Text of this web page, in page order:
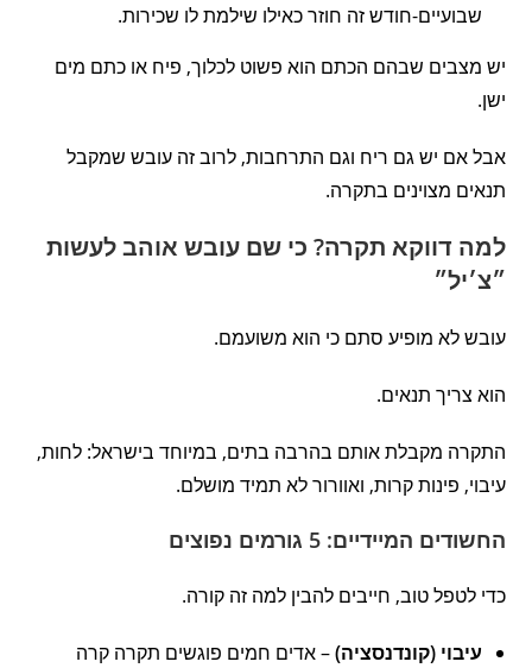
שבועיים-חודש זה חוזר כאילו שילמת לו שכירות.
יש מצבים שבהם הכתם הוא פשוט לכלוך, פיח או כתם מים
ישן.
אבל אם יש גם ריח וגם התרחבות, לרוב זה עובש שמקבל
תנאים מצוינים בתקרה.
למה דווקא תקרה? כי שם עובש אוהב לעשות
״צ׳יל״
עובש לא מופיע סתם כי הוא משועמם.
הוא צריך תנאים.
התקרה מקבלת אותם בהרבה בתים, במיוחד בישראל: לחות,
עיבוי, פינות קרות, ואוורור לא תמיד מושלם.
החשודים המיידיים: 5 גורמים נפוצים
כדי לטפל טוב, חייבים להבין למה זה קורה.
עיבוי (קונדנסציה)– אדים חמים פוגשים תקרה קרה